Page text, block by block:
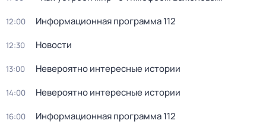
12:00 Информационная программа 112
12:30 Новости
13:00 Невероятно интересные истории
14:00 Невероятно интересные истории
16:00 Информационная программа 112